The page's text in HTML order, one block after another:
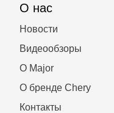
О нас
Новости
Видеообзоры
О Major
О бренде Chery
Контакты